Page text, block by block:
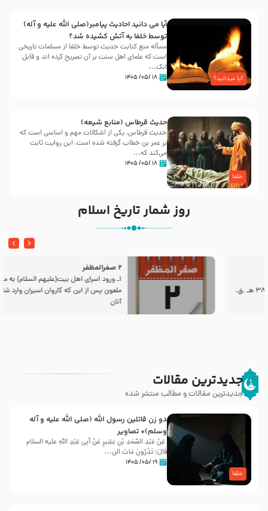
آیا میدانید؟
آیا می دانید احادیث پیامبر(صلی الله علیه و آله)
توسط خلفا به آتش کشیده شد؟
مسأله منع کتابت حدیث توسط خلفا از مسلمات تاریخی
است که علمای اهل سنت بر آن تصریح کرده اند و قابل
انک...
۱۸ /۰۵/ ۱۴۰۵
خلفا
حدیث قرطاس (منابع شیعه)
حدیث قرطاس، یکی از اشکالات مهم و اساسی است که
بر عمر بن خطاب گرفته شده است، این روایت ثابت
می‌کند که...
۱۸ /۰۵/ ۱۴۰۵
روز شمار تاریخ اسلام
2 صفرالمظفر
1ـ ورود اسراى اهل بیت‌(علیهم السلام) به مجلس یزید
ملعون پس از این كه كاروان اسیران وارد شام شدند،
جدیدترین مقالات
جدیدترین مقالات و مطالب منتشر شده
خلفا
دو زن قاتلين رسول الله (صلى‌ الله‌ علیه‌ و آله‌
وسلم)+ تصاویر
عَنْ عَبْدِ الصَّمَدِ بْنِ بَشِیرٍ عَنْ أَبِی عَبْدِ اللَّهِ علیه السلام
قَالَ: تَدْرُونَ مَاتَ الن...
۱۹ /۰۵/ ۱۴۰۵